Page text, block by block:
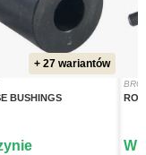
+ 27 wariantów
BUSHINGS
W